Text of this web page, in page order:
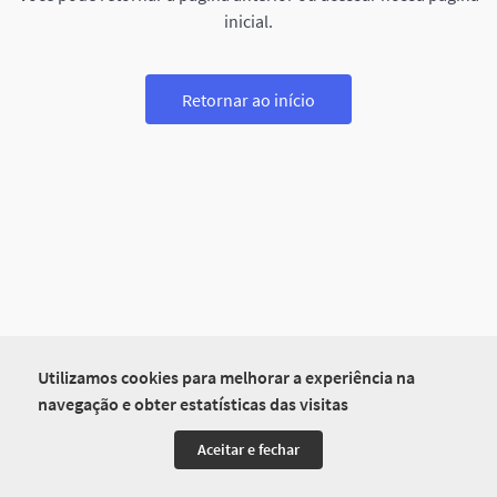
Utilizamos cookies para melhorar a experiência na
navegação e obter estatísticas das visitas
Aceitar e fechar
inicial.
Retornar ao início